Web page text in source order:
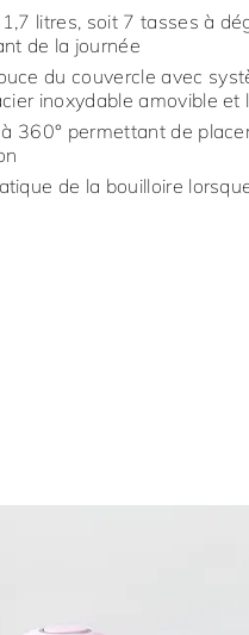
litres, soit 7 tasses à
de la journée
du couvercle avec
inoxydable amovible et
360° permettant de
de la bouilloire